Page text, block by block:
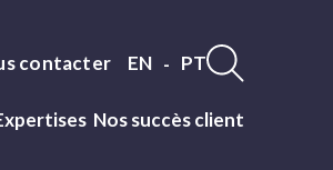
contacter
Nav
EN PT
Nos succès client